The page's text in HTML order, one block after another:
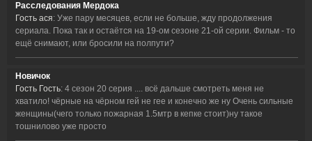
Расследования Мердока
Гость ася: Уже пару месяцев, если не больше, жду продолжения
сериала. Пока так и остаётся на 19-ом сезоне 21-ой серии. Фильм - то
ещё снимают, или бросили на полпути?
Новичок
Гость Гость: 4 сезон 20 серия .... всё дальше смотреть меня не
хватило! чёрные на чёрном гей не гее и конечно же ну Очень сильные
женщины(чего только пожарная 1.5мтр в кепке стоит)ну такое
тошнилово уже просто